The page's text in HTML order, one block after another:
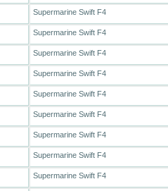
Supermarine Swift F4
Supermarine Swift F4
Supermarine Swift F4
Supermarine Swift F4
Supermarine Swift F4
Supermarine Swift F4
Supermarine Swift F4
Supermarine Swift F4
Supermarine Swift F4